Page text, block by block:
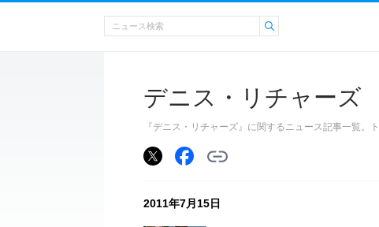
デニス・リチャーズ
『デニス・リチャーズ』に関するニュース記事一覧。
2011年7月15日